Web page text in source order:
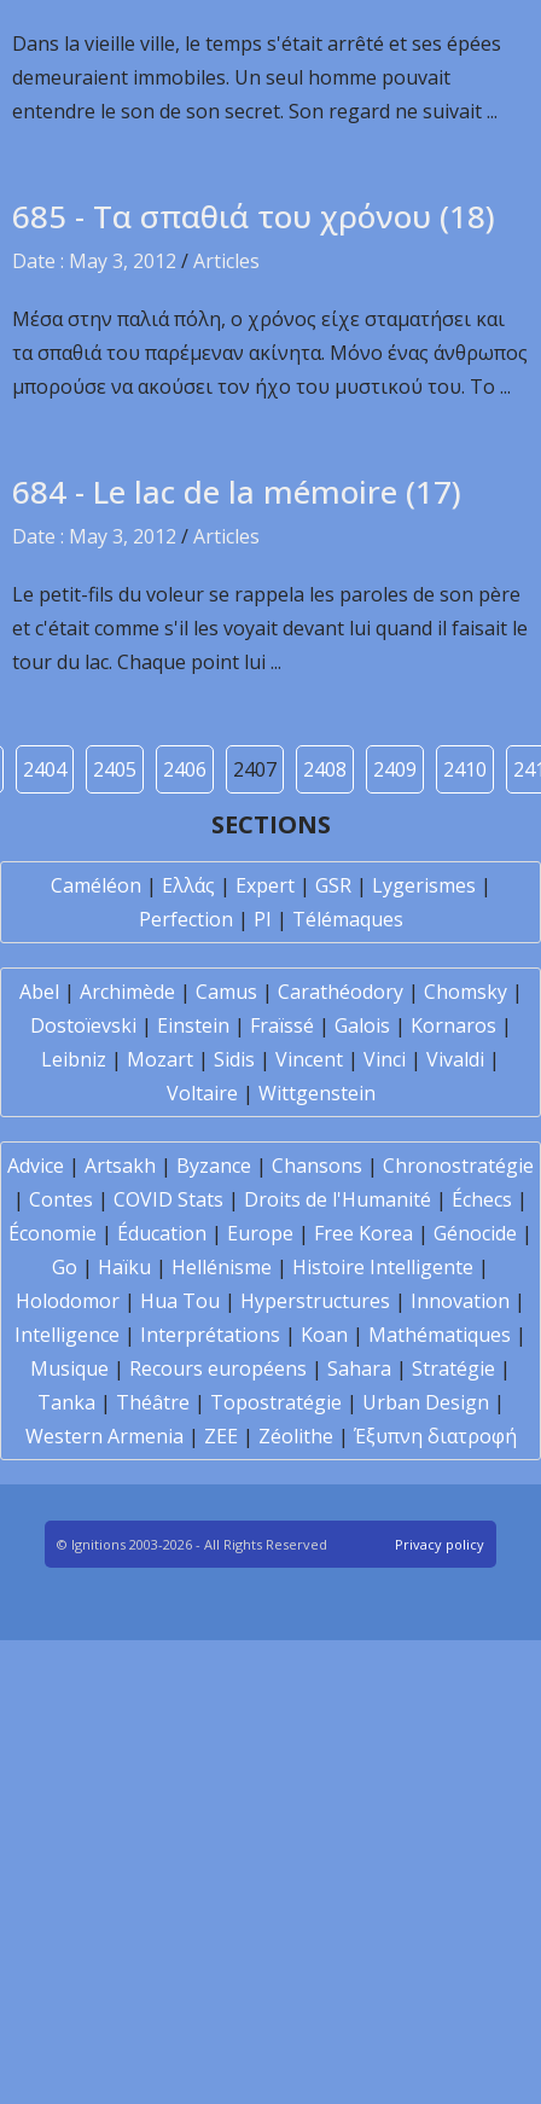
Dans la vieille ville, le temps s'était arrêté et ses épées
demeuraient immobiles. Un seul homme pouvait
entendre le son de son secret. Son regard ne suivait ...
685 - Τα σπαθιά του χρόνου (18)
Date : May 3, 2012 /Articles
Μέσα στην παλιά πόλη, ο χρόνος είχε σταματήσει και
τα σπαθιά του παρέμεναν ακίνητα. Μόνο ένας άνθρωπος
μπορούσε να ακούσει τον ήχο του μυστικού του. Το ...
684 - Le lac de la mémoire (17)
Date : May 3, 2012 /Articles
Le petit-fils du voleur se rappela les paroles de son père
et c'était comme s'il les voyait devant lui quand il faisait le
tour du lac. Chaque point lui ...
2404 2405 2406 2407 2408 2409 2410
SECTIONS
Caméléon | Ελλάς | Expert| GSR| Lygerismes |
Perfection | PI | Télémaques
Abel | Archimède | Camus | Carathéodory| Chomsky|
Dostoïevski | Einstein | Fraïssé | Galois | Kornaros |
Leibniz | Mozart | Sidis | Vincent | Vinci | Vivaldi |
Voltaire | Wittgenstein
Advice | Artsakh | Byzance | Chansons | Chronostratégie
| Contes | COVID Stats | Droits de l'Humanité | Échecs |
Économie | Éducation | Europe | Free Korea | Génocide |
Go | Haïku | Hellénisme | Histoire Intelligente |
Holodomor | Hua Tou | Hyperstructures | Innovation |
Intelligence | Interprétations | Koan | Mathématiques |
Musique | Recours européens | Sahara | Stratégie |
Tanka | Théâtre | Topostratégie | Urban Design |
Western Armenia | ZEE | Zéolithe | Έξυπνη διατροφή
© Ignitions 2003-2026 - All Rights Reserved Privacy policy